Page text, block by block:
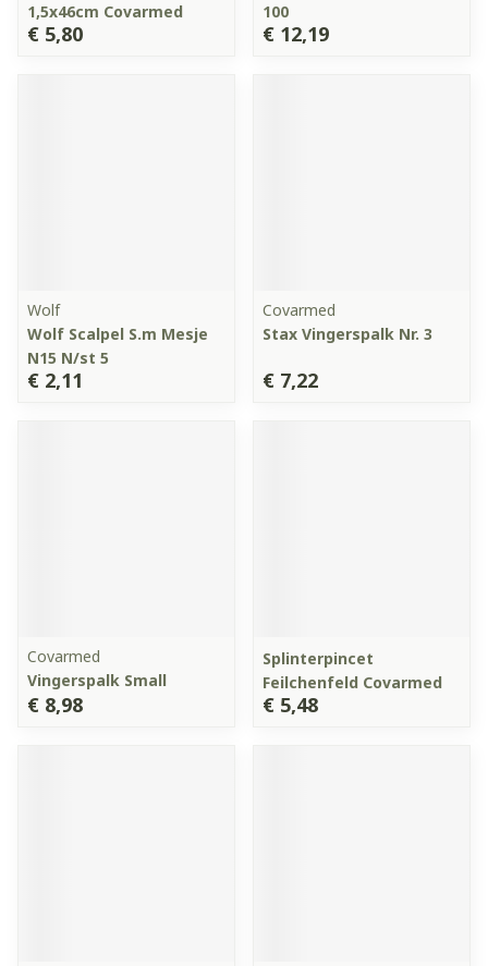
1,5x46cm Covarmed
€ 5,80
100
€ 12,19
Wolf
Wolf Scalpel S.m Mesje
N15 N/st 5
€ 2,11
Covarmed
Stax Vingerspalk Nr. 3
€ 7,22
Covarmed
Vingerspalk Small
€ 8,98
Splinterpincet
Feilchenfeld Covarmed
€ 5,48